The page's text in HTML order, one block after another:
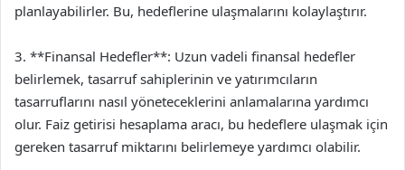
planlayabilirler. Bu, hedeflerine ulaşmalarını kolaylaştırır.
3. **Finansal Hedefler**: Uzun vadeli finansal hedefler
belirlemek, tasarruf sahiplerinin ve yatırımcıların
tasarruflarını nasıl yöneteceklerini anlamalarına yardımcı
olur. Faiz getirisi hesaplama aracı, bu hedeflere ulaşmak için
gereken tasarruf miktarını belirlemeye yardımcı olabilir.